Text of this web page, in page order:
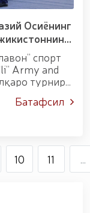
Осиёнинг
спорт
Army and
турнири
етиб,
Батафсил
10 11